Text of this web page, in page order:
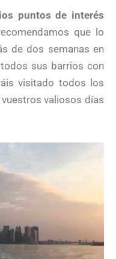
puntos de interés
que lo
de dos semanas en
sus barrios con
visitado todos los
valiosos días